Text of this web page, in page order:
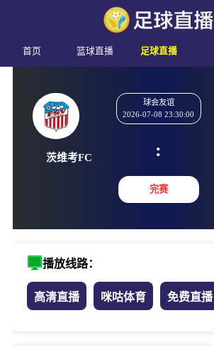
首页 篮球直播 足球直播
球会友谊
2026-07-08
:
完赛
播放线路：
高清直播 咪咕体育 免费直播